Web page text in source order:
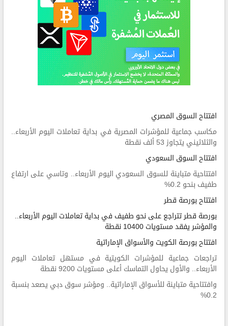
افتتاح السوق المصري
مكاسب جماعية للمؤشرات المصرية في بداية تعاملات اليوم الأربعاء..
والثلاثيني يتجاوز 53 ألف نقطة
افتتاح السوق السعودي
افتتاحية متباينة للسوق السعودي اليوم الأربعاء.. وتاسي على ارتفاع
طفيف بنحو 0.2%
افتتاح بورصة قطر
بورصة قطر تتراجع على نحو طفيف في بداية تعاملات اليوم الأربعاء..
والمؤشر يفقد مستويات 10400 نقطة
افتتاح بورصة الكويت والأسواق الإماراتية
تراجعات جماعية للمؤشرات الكويتية في مستهل تعاملات اليوم
الأربعاء.. والأول يحاول التماسك أعلى مستويات 9200 نقطة
وافتتاحية متباينة للأسواق الإماراتية.. ومؤشر سوق دبي يصعد بنسبة
0.2%